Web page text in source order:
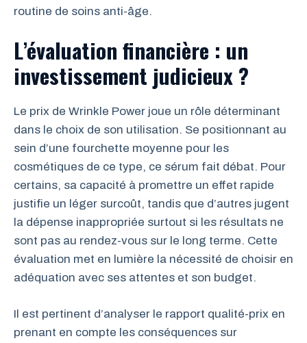
routine de soins anti-âge.
L’évaluation financière : un
investissement judicieux ?
Le prix de Wrinkle Power joue un rôle déterminant
dans le choix de son utilisation. Se positionnant au
sein d’une fourchette moyenne pour les
cosmétiques de ce type, ce sérum fait débat. Pour
certains, sa capacité à promettre un effet rapide
justifie un léger surcoût, tandis que d’autres jugent
la dépense inappropriée surtout si les résultats ne
sont pas au rendez-vous sur le long terme. Cette
évaluation met en lumière la nécessité de choisir en
adéquation avec ses attentes et son budget.
Il est pertinent d’analyser le rapport qualité-prix en
prenant en compte les conséquences sur